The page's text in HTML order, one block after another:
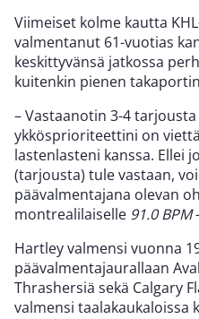
Viimeiset kolme kautta
valmentanut 61-vuotias
keskittyvänsä jatkossa
kuitenkin pienen
– Vastaanotin 3-4
ykkösprioriteettini on
lastenlasteni kanssa. Ellei
(tarjousta) tule vastaan,
päävalmentajana olevan
montrealilaiselle 91.0 BPM
Hartley valmensi vuonna
päävalmentajaurallaan
Thrashersiä sekä Calgary
valmensi taalakaukaloissa